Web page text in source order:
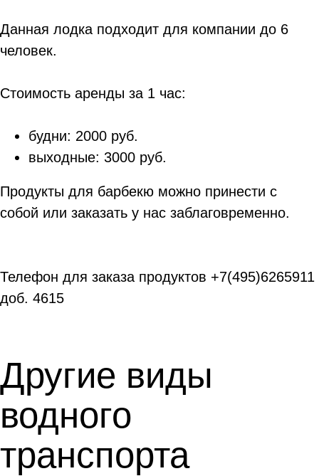
Данная лодка подходит для компании до 6
человек.
Стоимость аренды за 1 час:
будни: 2000 руб.
выходные: 3000 руб.
Продукты для барбекю можно принести с
собой или заказать у нас заблаговременно.
Телефон для заказа продуктов +7(495)6265911
доб. 4615
Другие виды
водного
транспорта